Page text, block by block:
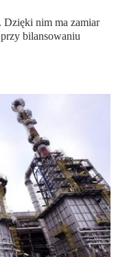
Dzięki nim ma zamiar
bilansowaniu